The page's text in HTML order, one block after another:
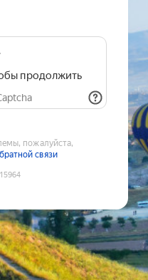
продолжить
пожалуйста,
связи